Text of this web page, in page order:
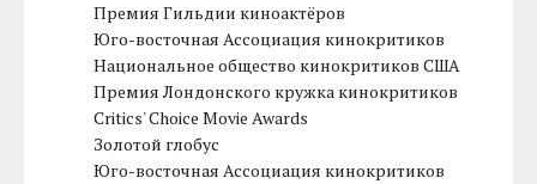
Премия Гильдии киноактёров
Юго-восточная Ассоциация кинокритиков
Национальное общество кинокритиков США
Премия Лондонского кружка кинокритиков
Critics' Choice Movie Awards
Золотой глобус
Юго-восточная Ассоциация кинокритиков